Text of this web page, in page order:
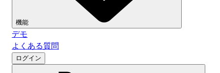
機能
デモ
よくある質問
ログイン